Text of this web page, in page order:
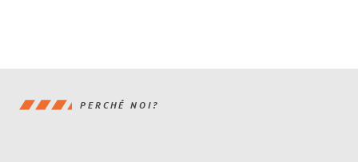
PERCHÉ NOI?